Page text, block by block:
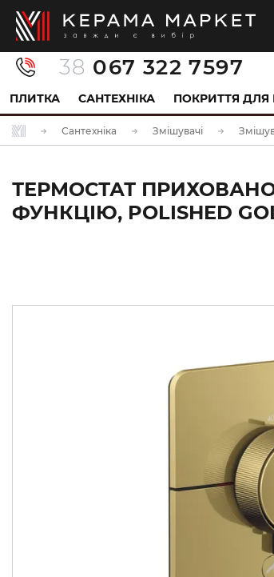
38 067 322 7597
ПЛИТКА САНТЕХНІКА ПОКРИТТЯ ДЛЯ
Сантехніка Змішувачі
ТЕРМОСТАТ
ФУНКЦІЮ, POLISHED